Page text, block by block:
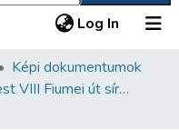
Log In (current)
Képi dokumentumok
Budapest VIII Fiumei út sírkert 3. rész